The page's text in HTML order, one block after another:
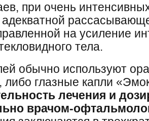
при очень
на усиление
тела.
обычно используют
либо глазные капли
лечения и
врачом-